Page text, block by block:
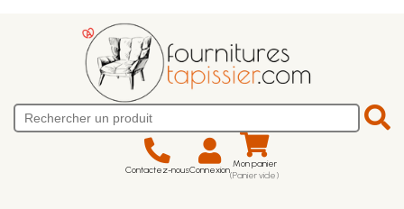
Contactez-nousConnexion Mon panier
(Panier vide)